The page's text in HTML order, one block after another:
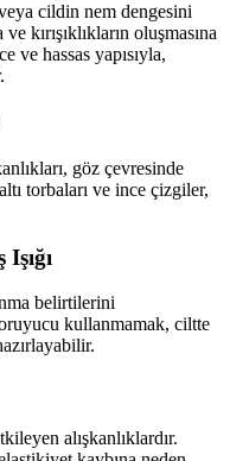
cildin nem dengesini
kırışıklıkların oluşmasına
ve hassas yapısıyla,
göz çevresinde
torbaları ve ince çizgiler,
belirtilerini
kullanmamak, ciltte
alışkanlıklardır.